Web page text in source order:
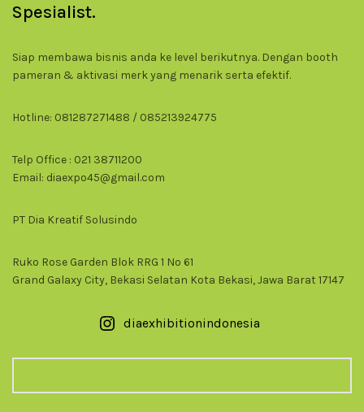
Spesialist.
Siap membawa bisnis anda ke level berikutnya. Dengan booth
pameran & aktivasi merk yang menarik serta efektif.
Hotline: 081287271488 / 085213924775
Telp Office : 021 38711200
Email: diaexpo45@gmail.com
PT Dia Kreatif Solusindo
Ruko Rose Garden Blok RRG 1 No 61
Grand Galaxy City, Bekasi Selatan Kota Bekasi, Jawa Barat 17147
diaexhibitionindonesia